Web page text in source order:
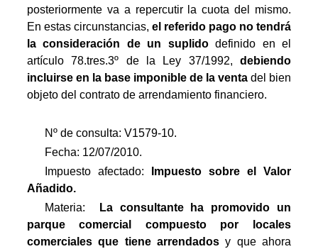
posteriormente va a repercutir la cuota del mismo.
En estas circunstancias, el referido pago no tendrá
la consideración de un suplidodefinido en el
artículo 78.tres.3º de la Ley 37/1992, debiendo
incluirse en la base imponible de la venta del bien
objeto del contrato de arrendamiento financiero.
Nº de consulta: V1579-10.
Fecha: 12/07/2010.
Impuesto afectado:
Impuesto sobre el Valor
Añadido.
Materia: 
La consultante ha promovido un
parque comercial compuesto por locales
comerciales que tiene arrendados y que ahora